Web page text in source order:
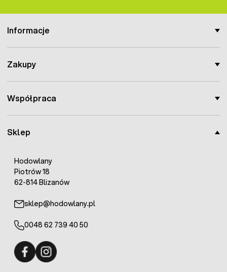
Sklep
Hodowlany
Piotrów 18
62-814 Blizanów
sklep@hodowlany.pl
0048 62 739 40 50
Informacje
Zakupy
Współpraca